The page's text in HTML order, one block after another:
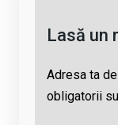
Lasă un
Adresa ta
obligatorii